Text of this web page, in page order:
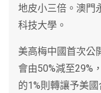
地皮小三倍。澳門
科技大學。
美高梅中國首次公
會由50%減至29%
的1%則轉讓予美